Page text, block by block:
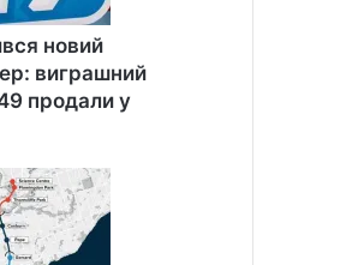
новий
виграшний
продали у